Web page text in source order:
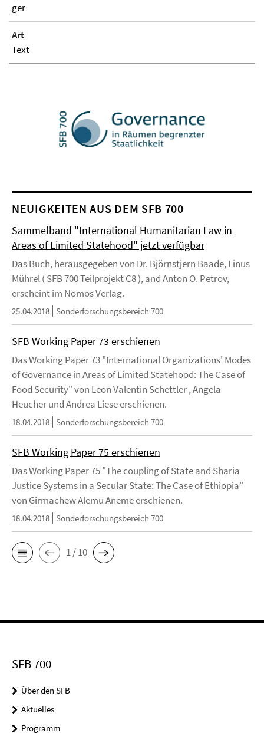
ger
Art
Text
NEUIGKEITEN AUS DEM SFB 700
Sammelband "International Humanitarian Law in
Areas of Limited Statehood" jetzt verfügbar
Das Buch, herausgegeben von Dr. Björnstjern Baade, Linus
Mührel ( SFB 700 Teilprojekt C8 ), and Anton O. Petrov,
erscheint im Nomos Verlag.
25.04.2018 Sonderforschungsbereich 700
SFB Working Paper 73 erschienen
Das Working Paper 73 "International Organizations' Modes
of Governance in Areas of Limited Statehood: The Case of
Food Security" von Leon Valentin Schettler , Angela
Heucher und Andrea Liese erschienen.
18.04.2018 Sonderforschungsbereich 700
SFB Working Paper 75 erschienen
Das Working Paper 75 "The coupling of State and Sharia
Justice Systems in a Secular State: The Case of Ethiopia"
von Girmachew Alemu Aneme erschienen.
18.04.2018 Sonderforschungsbereich 700
1 / 10
SFB 700
Über den SFB
Aktuelles
Programm